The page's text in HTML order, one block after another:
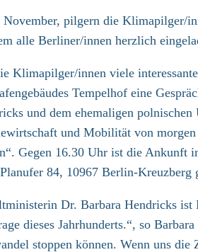
November, pilgern die Klimapilger/
alle Berliner/innen herzlich
Klimapilger/innen viele
Tempelhof eine
und dem ehemaligen
und Mobilität von
Gegen 16.30 Uhr ist die Ankunft
84, 10967 Berlin-Kreuzberg
Dr. Barbara Hendricks
dieses Jahrhunderts.“, so
stoppen können. Wenn uns